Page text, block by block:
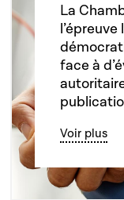
La
face à
Voir plus